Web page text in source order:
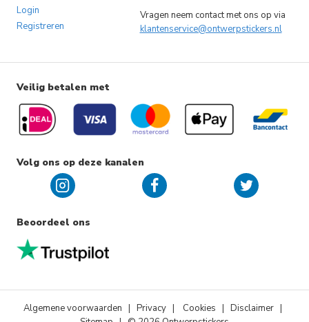
Login
Registreren
Vragen neem contact met ons op via
klantenservice@ontwerpstickers.nl
Veilig betalen met
Volg ons op deze kanalen
Beoordeel ons
Algemene voorwaarden | Privacy | Cookies | Disclaimer |